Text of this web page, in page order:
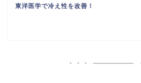
東洋医学で冷え性を改善！